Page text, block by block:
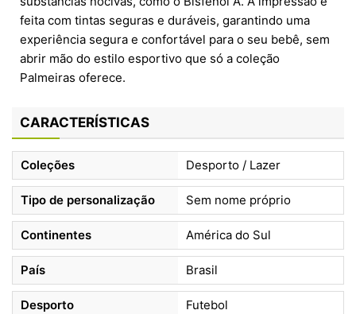
feita com tintas seguras e duráveis, garantindo uma
experiência segura e confortável para o seu bebê, sem
abrir mão do estilo esportivo que só a coleção
Palmeiras oferece.
CARACTERÍSTICAS
Coleções Desporto / Lazer
Tipo de personalização Sem nome próprio
Continentes América do Sul
País Brasil
Desporto Futebol